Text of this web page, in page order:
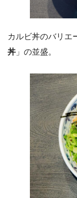
カルビ丼のバリエ
丼 」の並盛。